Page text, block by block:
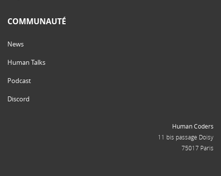
COMMUNAUTÉ
News
Human Talks
Podcast
Discord
Human Coders
11 bis passage Doisy
75017 Paris